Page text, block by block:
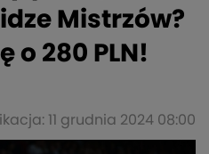
Mistrzów?
o 280 PLN!
11 grudnia 2024 08:00